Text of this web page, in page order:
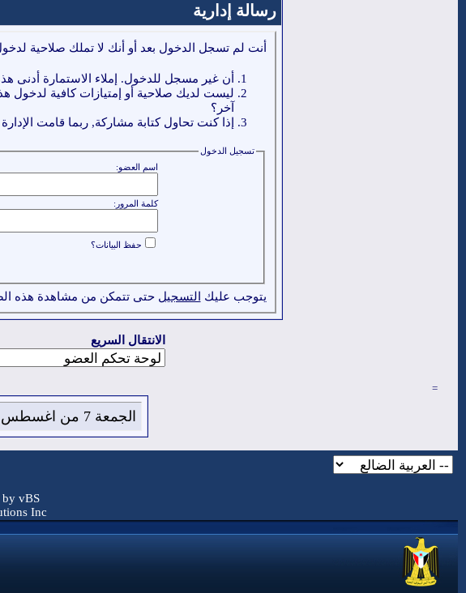
رسالة إدارية
أنت لم تسجل الدخول بعد أو أنك لا تملك صلاحية
أن غير مسجل للدخول. إملاء الاستمارة أدنى
ليست لديك صلاحية أو إمتيازات كافية
آخر؟
إذا كنت تحاول كتابة مشاركة, ربما قامت
تسجيل الدخول
اسم العضو:
كلمة المرور:
حفظ البيانات؟
يتوجب عليك التسجيل حتى تتمكن من مشاهدة هذه
الانتقال السريع
=
الجمعة 7 من اغسطس 2026 , الساعة الان 09:10:26 صباحاً.
vBS
Inc.